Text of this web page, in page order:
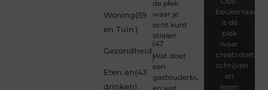
Woning
en Tuin
(59
)
Gezondheid
(47
)
Eten en
drinken
(43
)
de plek
waar je
echt kunt
stralen
Wat doet
een
gastouderbureau
en wat
beukenlaan.nl
is dé
plek
waar
creativiteit,
schrijven
en
lezen